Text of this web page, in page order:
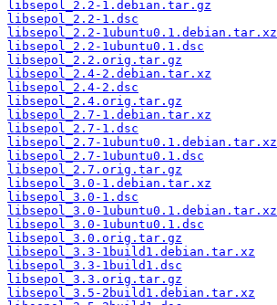
libsepol_2.2-1.debian.tar.gz
libsepol_2.2-1.dsc
libsepol_2.2-1ubuntu0.1.debian.tar.xz
libsepol_2.2-1ubuntu0.1.dsc
libsepol_2.2.orig.tar.gz
libsepol_2.4-2.debian.tar.xz
libsepol_2.4-2.dsc
libsepol_2.4.orig.tar.gz
libsepol_2.7-1.debian.tar.xz
libsepol_2.7-1.dsc
libsepol_2.7-1ubuntu0.1.debian.tar.xz
libsepol_2.7-1ubuntu0.1.dsc
libsepol_2.7.orig.tar.gz
libsepol_3.0-1.debian.tar.xz
libsepol_3.0-1.dsc
libsepol_3.0-1ubuntu0.1.debian.tar.xz
libsepol_3.0-1ubuntu0.1.dsc
libsepol_3.0.orig.tar.gz
libsepol_3.3-1build1.debian.tar.xz
libsepol_3.3-1build1.dsc
libsepol_3.3.orig.tar.gz
libsepol_3.5-2build1.debian.tar.xz